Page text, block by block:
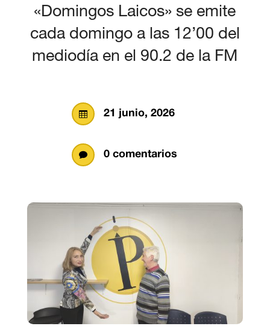
«Domingos Laicos» se emite
cada domingo a las 12’00 del
mediodía en el 90.2 de la FM
 21 junio, 2026
 0 comentarios